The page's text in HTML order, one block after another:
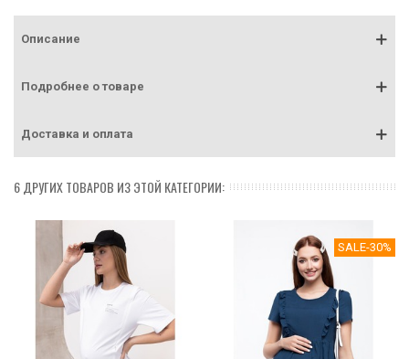
Описание
Подробнее о товаре
Доставка и оплата
6 ДРУГИХ ТОВАРОВ ИЗ ЭТОЙ КАТЕГОРИИ:
SALE-30%